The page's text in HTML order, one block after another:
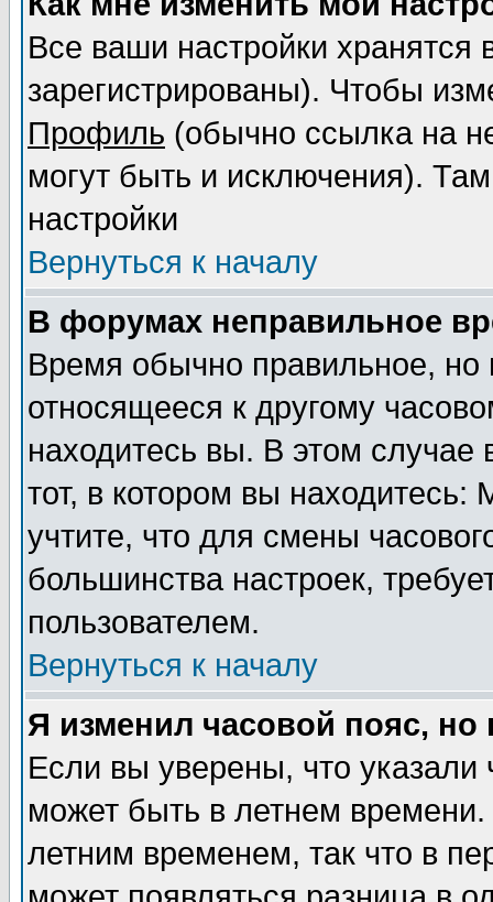
Все ваши настройки
зарегистрированы). Чтобы
Профиль (обычно ссылка на
могут быть и исключения).
настройки
Вернуться к началу
В форумах неправильное
Время обычно правильное,
относящееся к другому
находитесь вы. В этом
тот, в котором вы
учтите, что для смены
большинства настроек,
пользователем.
Вернуться к началу
Я изменил часовой пояс,
Если вы уверены, что указали
может быть в летнем
летним временем, так что в